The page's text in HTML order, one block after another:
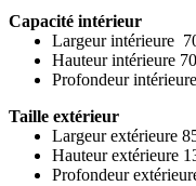
Capacité intérieur
Largeur intérieure
Hauteur intérieure
Profondeur
Taille extérieur
Largeur extérieure
Hauteur extérieure
Profondeur